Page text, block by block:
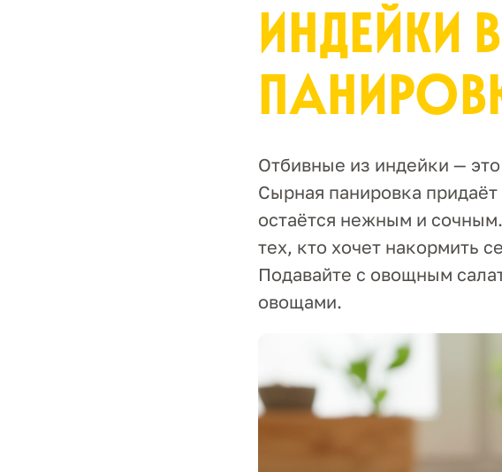
ИНДЕЙКИ
Отбивные из индейки —
Сырная панировка
остаётся нежным и
тех, кто хочет накормить
Подавайте с овощным
овощами.